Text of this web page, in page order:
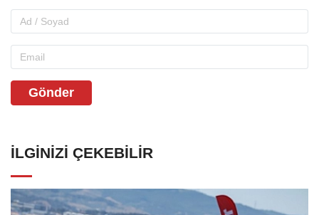
Gönder
İLGINIZI ÇEKEBILIR